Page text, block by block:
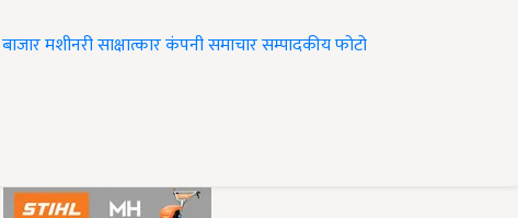
बाजारमशीनरीसाक्षात्कारकंपनी समाचारसम्पादकीयफोटो